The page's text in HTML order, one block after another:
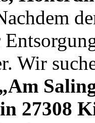
Wir
27308